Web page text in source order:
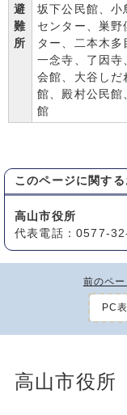
避
難
所
坂下公民館、小
センター、巣
ター、二本木多
一念寺、了因寺
会館、大谷しだ
館、殿村公民館
館
このページに関する
高山市役所
代表電話：0577-
前のペ
PC
高山市役所